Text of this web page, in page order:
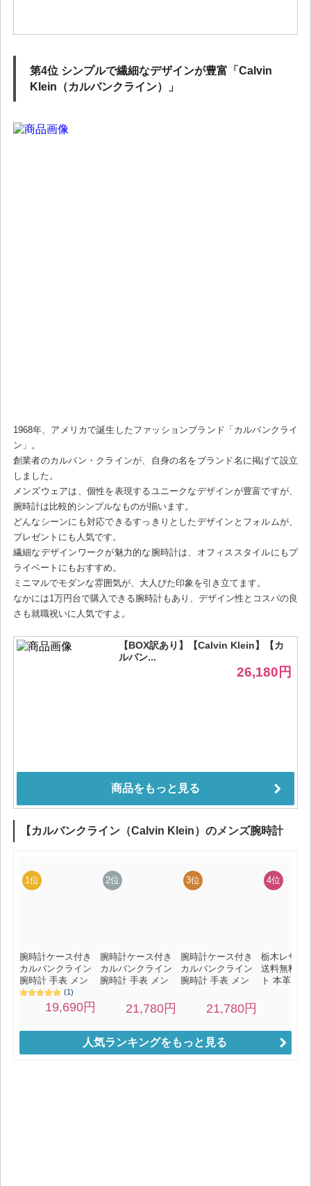
第4位 シンプルで繊細なデザインが豊富「Calvin
Klein（カルバンクライン）」
1968年、アメリカで誕生したファッションブランド「カルバンクライ
ン」。
創業者のカルバン・クラインが、自身の名をブランド名に掲げて設立
しました。
メンズウェアは、個性を表現するユニークなデザインが豊富ですが、
腕時計は比較的シンプルなものが揃います。
どんなシーンにも対応できるすっきりとしたデザインとフォルムが、
プレゼントにも人気です。
繊細なデザインワークが魅力的な腕時計は、オフィススタイルにもプ
ライベートにもおすすめ。
ミニマルでモダンな雰囲気が、大人びた印象を引き立てます。
なかには1万円台で購入できる腕時計もあり、デザイン性とコスパの良
さも就職祝いに人気ですよ。
人気ランキングをもっと見る